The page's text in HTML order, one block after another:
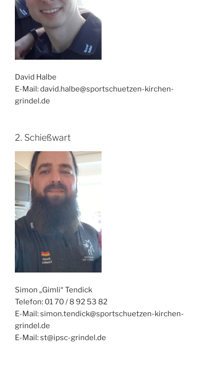
David Halbe
E-Mail: david.halbe@sportschuetzen-kirchen-
grindel.de
2. Schießwart
Simon „Gimli“ Tendick
Telefon: 01 70 / 8 92 53 82
E-Mail: simon.tendick@sportschuetzen-kirchen-
grindel.de
E-Mail: st@ipsc-grindel.de